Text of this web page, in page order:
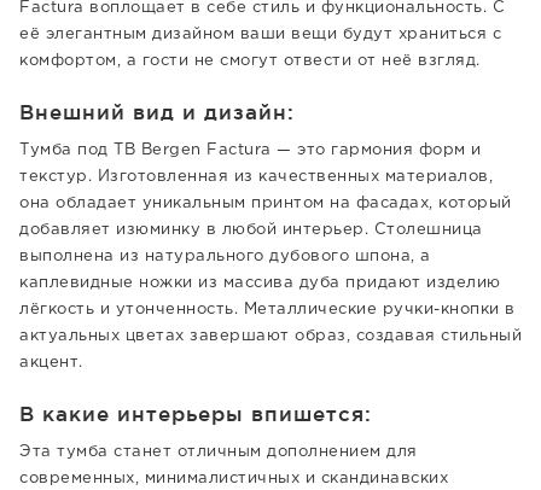
Factura воплощает в себе стиль и функциональность. С
её элегантным дизайном ваши вещи будут храниться с
комфортом, а гости не смогут отвести от неё взгляд.
Внешний вид и дизайн:
Тумба под ТВ Bergen Factura — это гармония форм и
текстур. Изготовленная из качественных материалов,
она обладает уникальным принтом на фасадах, который
добавляет изюминку в любой интерьер. Столешница
выполнена из натурального дубового шпона, а
каплевидные ножки из массива дуба придают изделию
лёгкость и утонченность. Металлические ручки-кнопки в
актуальных цветах завершают образ, создавая стильный
акцент.
В какие интерьеры впишется:
Эта тумба станет отличным дополнением для
современных, минималистичных и скандинавских